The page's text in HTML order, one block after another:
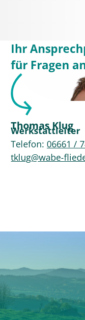
Ihr
für Fragen
Thomas Klug
Werkstattleiter
Telefon: 06661 /
tklug@wabe-